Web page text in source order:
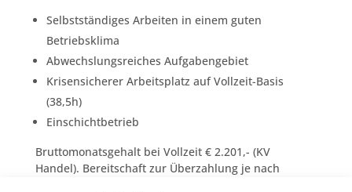
Selbstständiges Arbeiten in einem guten
Betriebsklima
Abwechslungsreiches Aufgabengebiet
Krisensicherer Arbeitsplatz auf Vollzeit-Basis
(38,5h)
Einschichtbetrieb
Bruttomonatsgehalt bei Vollzeit € 2.201,- (KV
Handel). Bereitschaft zur Überzahlung je nach